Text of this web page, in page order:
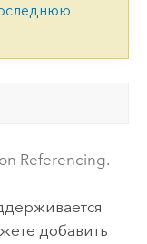
Referencing.
добавить